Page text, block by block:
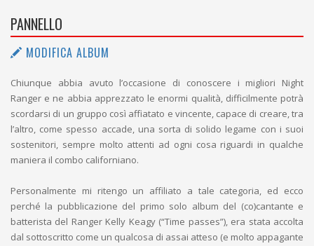
PANNELLO
MODIFICA ALBUM
Chiunque abbia avuto l’occasione di conoscere i migliori Night
Ranger e ne abbia apprezzato le enormi qualità, difficilmente potrà
scordarsi di un gruppo così affiatato e vincente, capace di creare, tra
l’altro, come spesso accade, una sorta di solido legame con i suoi
sostenitori, sempre molto attenti ad ogni cosa riguardi in qualche
maniera il combo californiano.
Personalmente mi ritengo un affiliato a tale categoria, ed ecco
perché la pubblicazione del primo solo album del (co)cantante e
batterista del Ranger Kelly Keagy (“Time passes”), era stata accolta
dal sottoscritto come un qualcosa di assai atteso (e molto appagante